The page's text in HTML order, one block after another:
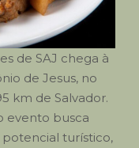
de SAJ chega à
de Jesus, no
km de Salvador.
evento busca
turístico,